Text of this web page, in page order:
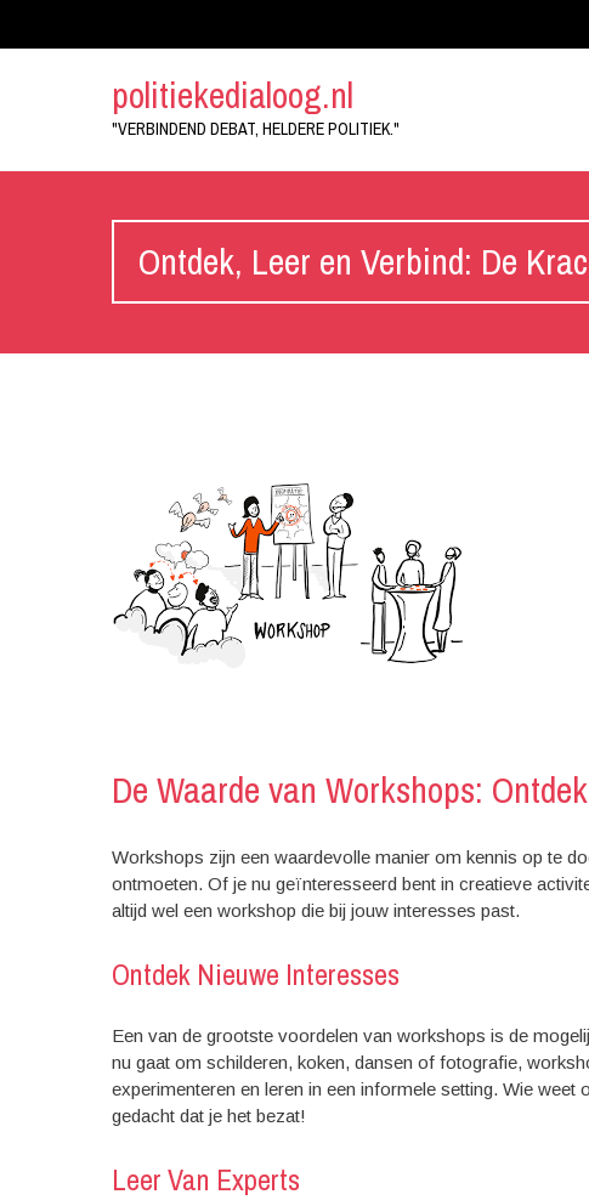
politiekedialoog.nl
"VERBINDEND DEBAT, HELDERE POLITIEK."
Ontdek, Leer en Verbind: De
De Waarde van Workshops:
Workshops zijn een waardevolle manier om kennis op te
ontmoeten. Of je nu geïnteresseerd bent in creatieve
altijd wel een workshop die bij jouw interesses past.
Ontdek Nieuwe Interesses
Een van de grootste voordelen van workshops is de
nu gaat om schilderen, koken, dansen of fotografie,
experimenteren en leren in een informele setting. Wie
gedacht dat je het bezat!
Leer Van Experts